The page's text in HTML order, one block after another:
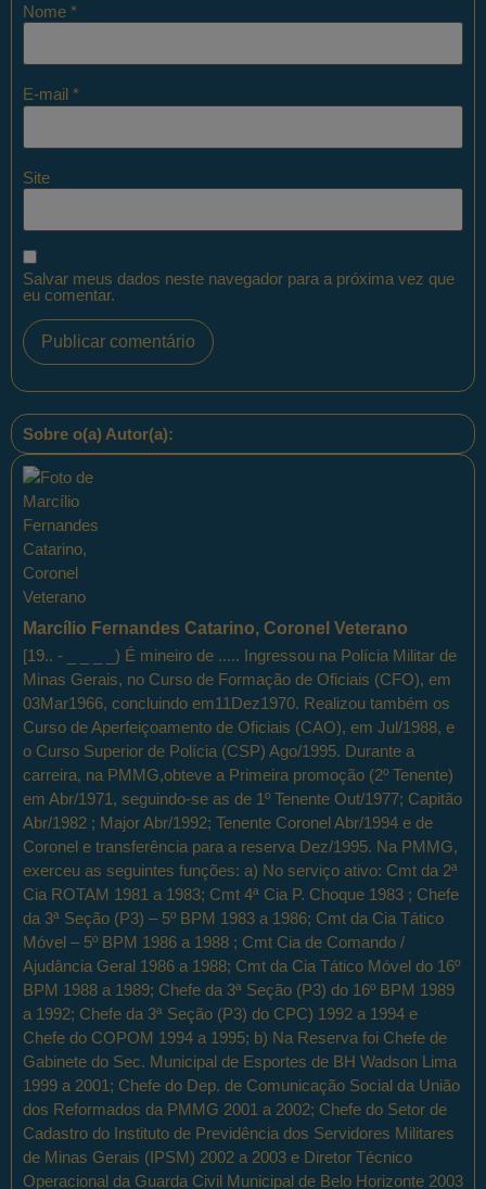
Nome *
E-mail *
Site
Salvar meus dados neste navegador para a próxima vez que
eu comentar.
Sobre o(a) Autor(a):
Marcílio Fernandes Catarino, Coronel Veterano
[19.. - _ _ _ _) É mineiro de ..... Ingressou na Polícia Militar de
Minas Gerais, no Curso de Formação de Oficiais (CFO), em
03Mar1966, concluindo em11Dez1970. Realizou também os
Curso de Aperfeiçoamento de Oficiais (CAO), em Jul/1988, e
o Curso Superior de Polícia (CSP) Ago/1995. Durante a
carreira, na PMMG,obteve a Primeira promoção (2º Tenente)
em Abr/1971, seguindo-se as de 1º Tenente Out/1977; Capitão
Abr/1982 ; Major Abr/1992; Tenente Coronel Abr/1994 e de
Coronel e transferência para a reserva Dez/1995. Na PMMG,
exerceu as seguintes funções: a) No serviço ativo: Cmt da 2ª
Cia ROTAM 1981 a 1983; Cmt 4ª Cia P. Choque 1983 ; Chefe
da 3ª Seção (P3) – 5º BPM 1983 a 1986; Cmt da Cia Tático
Móvel – 5º BPM 1986 a 1988 ; Cmt Cia de Comando /
Ajudância Geral 1986 a 1988; Cmt da Cia Tático Móvel do 16º
BPM 1988 a 1989; Chefe da 3ª Seção (P3) do 16º BPM 1989
a 1992; Chefe da 3ª Seção (P3) do CPC) 1992 a 1994 e
Chefe do COPOM 1994 a 1995; b) Na Reserva foi Chefe de
Gabinete do Sec. Municipal de Esportes de BH Wadson Lima
1999 a 2001; Chefe do Dep. de Comunicação Social da União
dos Reformados da PMMG 2001 a 2002; Chefe do Setor de
Cadastro do Instituto de Previdência dos Servidores Militares
de Minas Gerais (IPSM) 2002 a 2003 e Diretor Técnico
Operacional da Guarda Civil Municipal de Belo Horizonte 2003